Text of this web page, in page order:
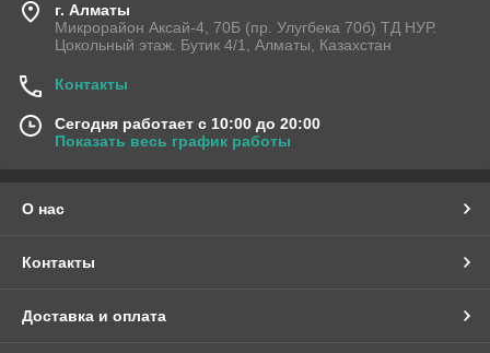
г. Алматы
Микрорайон Аксай-4, 70Б (пр. Улугбека 70б) ТД НУР.
Цокольный этаж. Бутик 4/1, Алматы, Казахстан
Контакты
Сегодня работает с 10:00 до 20:00
Показать весь график работы
О нас
Контакты
Доставка и оплата